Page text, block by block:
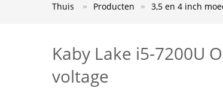
Thuis Producten 3,5 en 4 inch
Kaby Lake i5-7200U
voltage